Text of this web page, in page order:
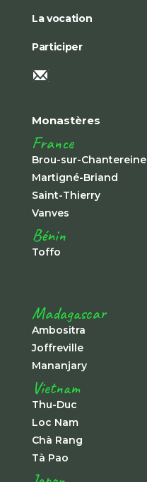
La vocation
Participer
Monastères
France
Brou-sur-Chantereine
Martigné-Briand
Saint-Thierry
Vanves
Bénin
Toffo
Madagascar
Ambositra
Joffreville
Mananjary
Vietnam
Thu-Duc
Loc Nam
Chà Rang
Tà Pao